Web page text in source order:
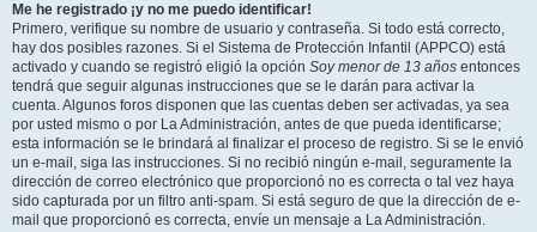
Me he registrado ¡y no me puedo identificar!
Primero, verifique su nombre de usuario y contraseña. Si todo está correcto,
hay dos posibles razones. Si el Sistema de Protección Infantil (APPCO) está
activado y cuando se registró eligió la opción Soy menor de 13 años entonces
tendrá que seguir algunas instrucciones que se le darán para activar la
cuenta. Algunos foros disponen que las cuentas deben ser activadas, ya sea
por usted mismo o por La Administración, antes de que pueda identificarse;
esta información se le brindará al finalizar el proceso de registro. Si se le envió
un e-mail, siga las instrucciones. Si no recibió ningún e-mail, seguramente la
dirección de correo electrónico que proporcionó no es correcta o tal vez haya
sido capturada por un filtro anti-spam. Si está seguro de que la dirección de e-
mail que proporcionó es correcta, envíe un mensaje a La Administración.